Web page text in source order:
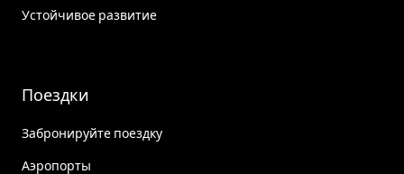
Устойчивое развитие
Поездки
Забронируйте поездку
Аэропорты